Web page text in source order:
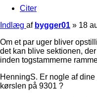
Citer
Indlæg af bygger01 » 18
Om et par uger bliver
det kan blive sektionen,
inden togstammerne
HenningS. Er nogle af
kørslen på 9301 ?